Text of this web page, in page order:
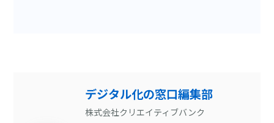
デジタル化の窓口編集部
株式会社クリエイティブバンク